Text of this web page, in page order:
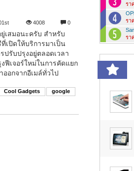
4008 0
เสมอนะครับ สำหรับ
เปิดให้บริการมาเป็น
ปรับปรุงอยู่ตลอดเวลา
ฟีเจอร์ใหม่ในการคัดแยก
อกจากอีเมล์ทั่วไป
Cool Gadgets
google
รา
รา
รา